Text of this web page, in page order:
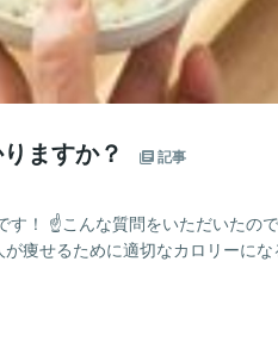
ますか？ 記事
！ ☝こんな質問をいただいたの
痩せるために適切なカロリーに